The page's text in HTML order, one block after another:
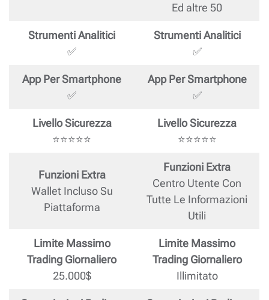
Ed altre 50
Strumenti Analitici
✅
Strumenti Analitici
✅
App Per Smartphone
✅
App Per Smartphone
✅
Livello Sicurezza
⭐⭐⭐⭐⭐
Livello Sicurezza
⭐⭐⭐⭐⭐
Funzioni Extra
Wallet Incluso Su
Piattaforma
Funzioni Extra
Centro Utente Con
Tutte Le Informazioni
Utili
Limite Massimo
Trading Giornaliero
25.000$
Limite Massimo
Trading Giornaliero
Illimitato